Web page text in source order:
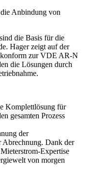
Anbindung von
die Basis für die
Hager zeigt auf der
konform zur VDE AR-N
die Lösungen durch
Komplettlösung für
gesamten Prozess
der
Abrechnung. Dank der
Expertise
von morgen